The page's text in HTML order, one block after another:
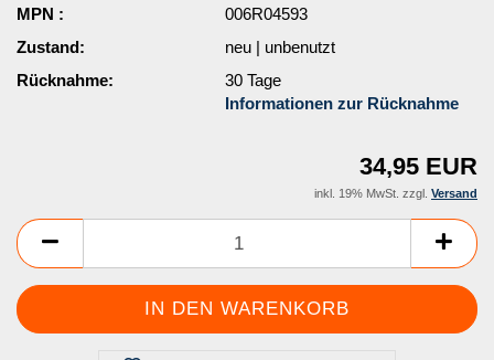
MPN :
006R04593
Zustand:
neu | unbenutzt
Rücknahme:
30 Tage
Informationen zur Rücknahme
34,95 EUR
inkl. 19% MwSt. zzgl. Versand